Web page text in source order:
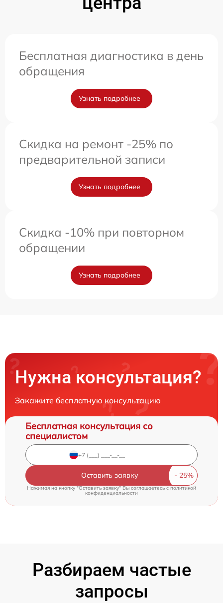
Бесплатная диагностика в день
обращения
Узнать подробнее
Скидка на ремонт -25% по
предварительной записи
Узнать подробнее
Скидка -10% при повторном
обращении
Узнать подробнее
Нужна консультация?
Закажите бесплатную консультацию
Бесплатная консультация со
специалистом
Оставить заявку
Нажимая на кнопку "Оставить заявку" Вы соглашаетесь c политикой
конфиденциальности
Разбираем частые
запросы